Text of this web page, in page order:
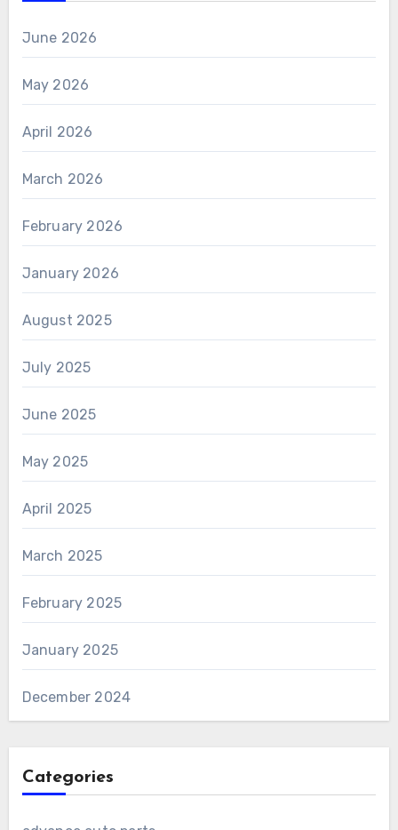
June 2026
May 2026
April 2026
March 2026
February 2026
January 2026
August 2025
July 2025
June 2025
May 2025
April 2025
March 2025
February 2025
January 2025
December 2024
Categories